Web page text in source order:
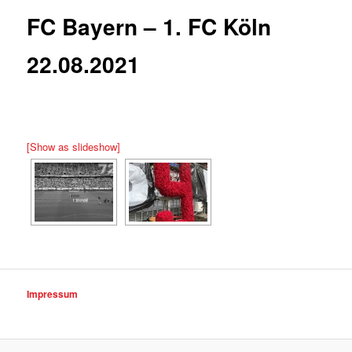
FC Bayern – 1. FC Köln
22.08.2021
[Show as slideshow]
Impressum